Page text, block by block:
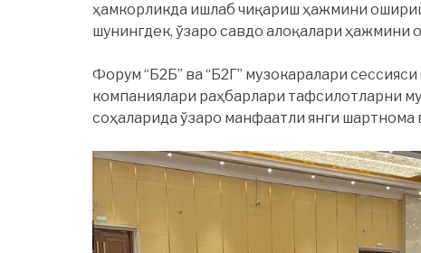
ҳамкорликда ишлаб чиқариш ҳажмини
шунингдек, ўзаро савдо алоқалари ҳажмини
Форум “Б2Б” ва “Б2Г” музокаралари
компаниялари раҳбарлари тафсилотларни
соҳаларида ўзаро манфаатли янги